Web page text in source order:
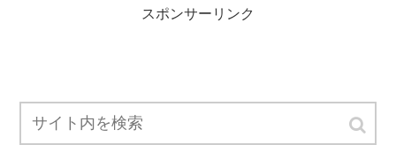
スポンサーリンク